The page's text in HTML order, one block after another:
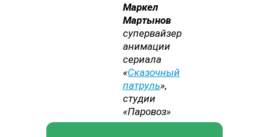
Маркел
Мартынов
супервайзер
анимации
сериала
«Сказочный
патруль»,
студии
«Паровоз»